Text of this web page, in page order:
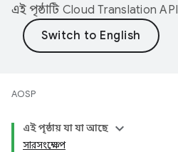
এই পৃষ্ঠাটি Cloud Translation API
AOSP
এই পৃষ্ঠায় যা যা আছে
সারসংক্ষেপ